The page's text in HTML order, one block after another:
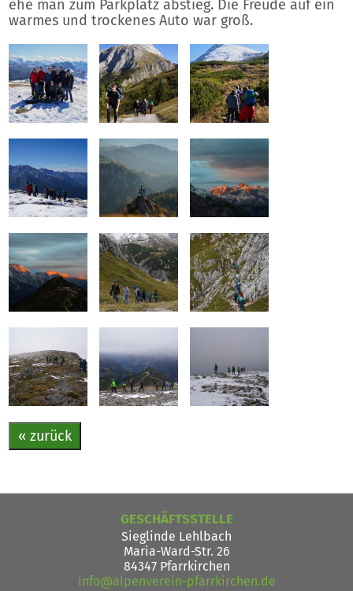
ehe man zum Parkplatz abstieg. Die Freude auf ein
warmes und trockenes Auto war groß.
« zurück
GESCHÄFTSSTELLE
Sieglinde Lehlbach
Maria-Ward-Str. 26
84347 Pfarrkirchen
info@alpenverein-pfarrkirchen.de